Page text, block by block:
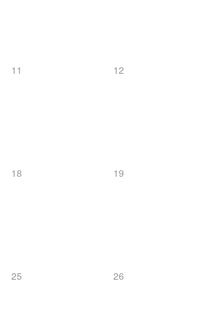
11 12
18 19
25 26